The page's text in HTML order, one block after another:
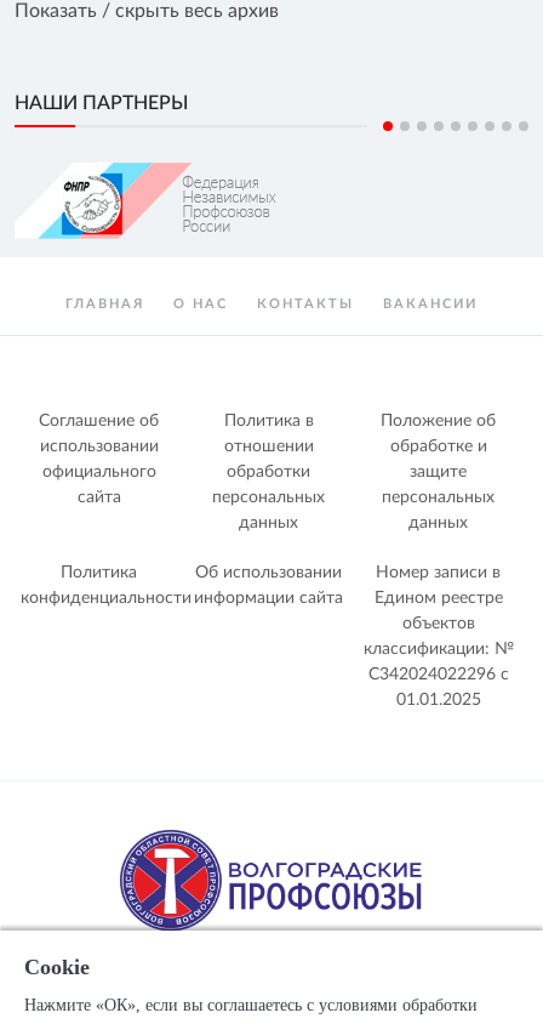
Показать / скрыть весь архив
НАШИ ПАРТНЕРЫ
ГЛАВНАЯ О НАС КОНТАКТЫ ВАКАНСИИ
Соглашение об
использовании
официального
сайта
Политика в
отношении
обработки
персональных
данных
Положение об
обработке и
защите
персональных
данных
Политика
конфиденциальности
Об использовании
информации сайта
Номер записи в
Едином реестре
объектов
классификации: №
С342024022296 c
01.01.2025
Cookie
Нажмите «ОК», если вы соглашаетесь с условиями обработки